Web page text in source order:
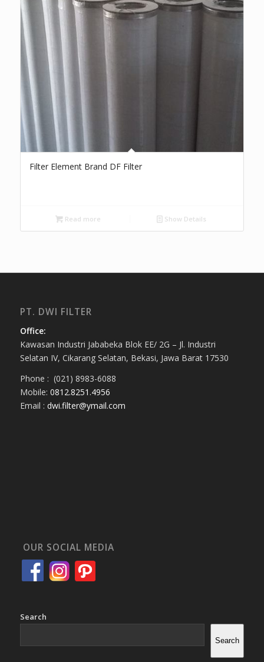
Filter Element Brand DF Filter
Read more Show Details
PT. DWI FILTER
Office:
Kawasan Industri Jababeka Blok EE/ 2G – Jl. Industri
Selatan IV, Cikarang Selatan, Bekasi, Jawa Barat 17530
Phone : (021) 8983-6088
Mobile: 0812.8251.4956
Email : dwi.filter@ymail.com
OUR SOCIAL MEDIA
Search
Search